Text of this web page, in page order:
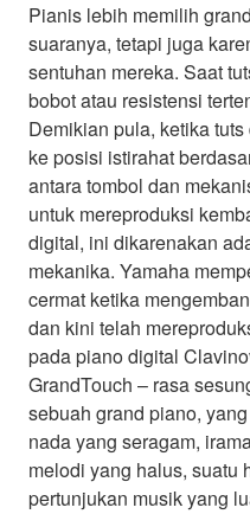
Pianis lebih memilih
suaranya, tetapi juga
sentuhan mereka. Saat
bobot atau resistensi
Demikian pula, ketika
ke posisi istirahat
antara tombol dan
untuk mereproduksi
digital, ini dikarenakan
mekanika. Yamaha
cermat ketika
dan kini telah
pada piano digital
GrandTouch – rasa
sebuah grand piano,
nada yang seragam,
melodi yang halus, suatu
pertunjukan musik yang